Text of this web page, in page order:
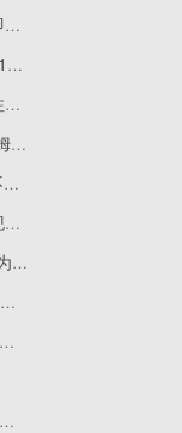
四川持续推进低空飞行“一站式”服务_即时焦点
美股异动 | 纳微半导体(NVTS.US)跌逾10% 拟发行不超过1.25亿美元A类普通股_要闻速递
河北冀赵节能装备科技有限公司成立 注册资本1000万人民币|最新资讯
湖人vs雷霆G4复盘：雷霆内外兼修 詹姆斯路在何方-当前焦点
7连板*ST高科：上层股东与长江存储不存在任何实质关系
今日关注:最过瘾的练后「放纵餐」出现了？
百事通！生意社涤纶POY5月12日均差为-38.75元/吨 由负向缩小重新扩大
微速讯：无人机“空中巡防” 筑牢绿色生态屏障
继家用后，海尔东南亚最大中央空调AI智能体工厂动工
东南亚最大！海尔大暖通中央空调AI智能体制造基地奠基